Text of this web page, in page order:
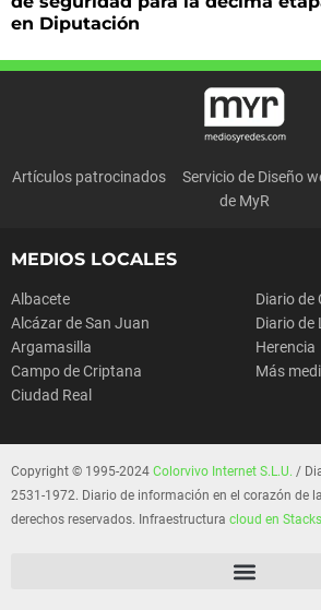
en Diputación
Artículos patrocinados Servicio de Diseño
de MyR
MEDIOS LOCALES
Albacete
Alcázar de San Juan
Argamasilla
Campo de Criptana
Ciudad Real
Diario de
Diario de
Herencia
Más
Copyright © 1995-2024 Colorvivo Internet S.L.U. /
2531-1972. Diario de información en el corazón de
derechos reservados. Infraestructura cloud en